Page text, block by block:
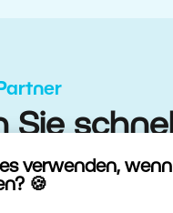
verwenden,
🍪
Sie